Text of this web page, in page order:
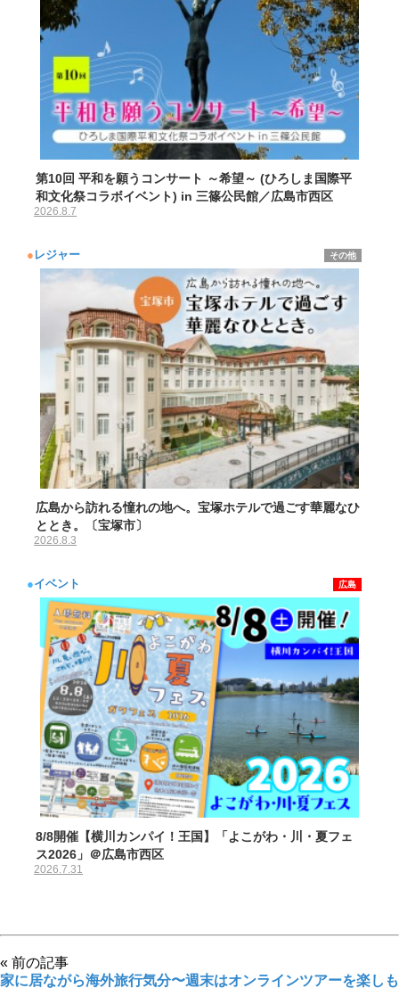
第10回 平和を願うコンサート ～希望～ (ひろしま国際平
和文化祭コラボイベント) in 三篠公民館／広島市西区
2026.8.7
● レジャー その他
広島から訪れる憧れの地へ。宝塚ホテルで過ごす華麗なひ
ととき。〔宝塚市〕
2026.8.3
●イベント 広島
8/8開催【横川カンパイ！王国】「よこがわ・川・夏フェ
ス2026」＠広島市西区
2026.7.31
« 前の記事
家に居ながら海外旅行気分〜週末はオンラインツアーを楽しも